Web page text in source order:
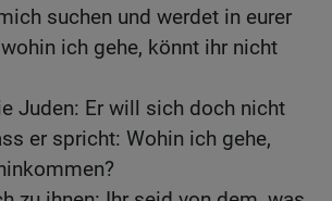
suchen und werdet in eurer
ich gehe, könnt ihr nicht
Juden: Er will sich doch nicht
er spricht: Wohin ich gehe,